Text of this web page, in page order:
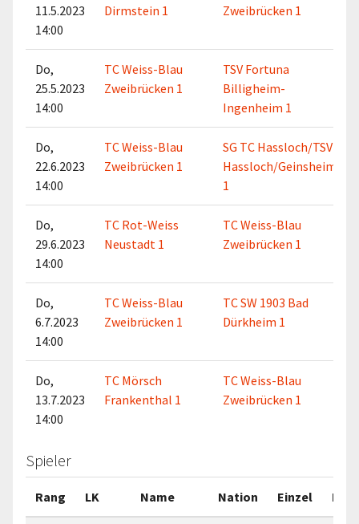
11.5.2023
14:00
Dirmstein 1
Zweibrücken 1
Do,
25.5.2023
14:00
TC Weiss-Blau
Zweibrücken 1
TSV Fortuna
Billigheim-
Ingenheim 1
Do,
22.6.2023
14:00
TC Weiss-Blau
Zweibrücken 1
SG TC Hassloch/TSV
Hassloch/Geinsheim
1
Do,
29.6.2023
14:00
TC Rot-Weiss
Neustadt 1
TC Weiss-Blau
Zweibrücken 1
Do,
6.7.2023
14:00
TC Weiss-Blau
Zweibrücken 1
TC SW 1903 Bad
Dürkheim 1
Do,
13.7.2023
14:00
TC Mörsch
Frankenthal 1
TC Weiss-Blau
Zweibrücken 1
Spieler
Rang LK Name Nation Einzel